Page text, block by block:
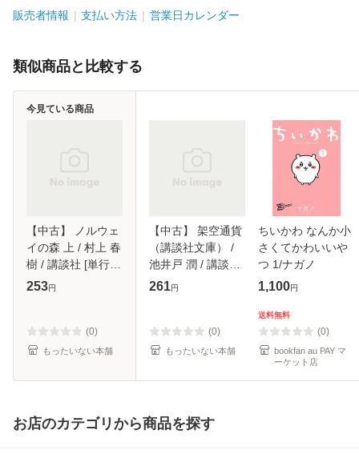
販売者情報 支払い方法 営業日カレンダー
類似商品と比較する
【中古】 ノルウェ
イの森 上 / 村上 春
樹 / 講談社 [単行
本]【メール便送料
253円
(0)
もったいない本舗
今見ている商品
【中古】 架空通貨
（講談社文庫） /
池井戸 潤 / 講談社
[文庫]【メール便送
261円
(0)
もったいない本舗
ちいかわ なんか小
さくてかわいいや
つ 1/ナガノ
1,100円
送料無料
(0)
bookfan au PAY マ
ーケット店
お店のカテゴリから商品を探す